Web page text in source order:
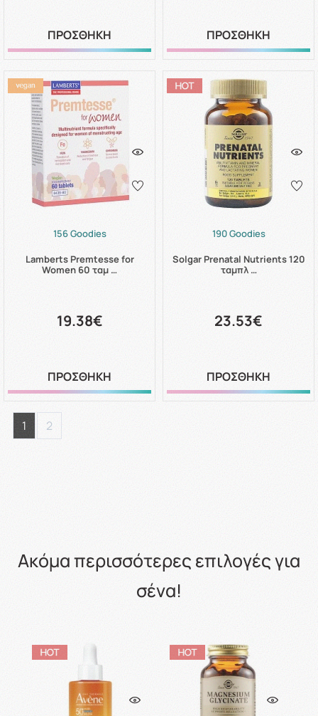
ΠΡΟΣΘΗΚΗ ΠΡΟΣΘΗΚΗ
156 Goodies
Lamberts Premtesse for
Women 60 ταμ …
19.38€
ΠΡΟΣΘΗΚΗ
190 Goodies
Solgar Prenatal Nutrients 120
ταμπλ …
23.53€
ΠΡΟΣΘΗΚΗ
1 2
Ακόμα περισσότερες επιλογές για
σένα!